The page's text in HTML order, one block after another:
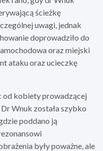
ścieżkę
uwagi, jednak
doprowadziło do
oraz miejski
ataku oraz ucieczkę
od kobiety prowadzącej
Wnuk została szybko
poddano ją
były poważne, ale